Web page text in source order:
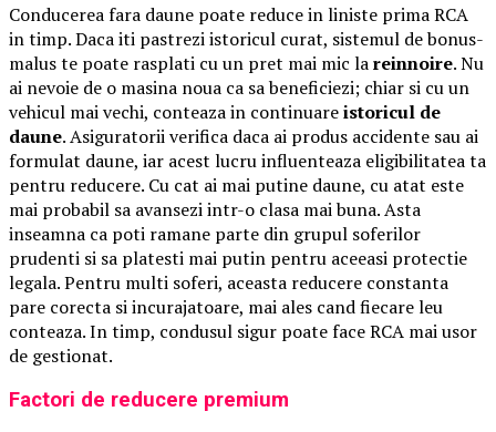
Conducerea fara daune poate reduce in liniste prima RCA
in timp. Daca iti pastrezi istoricul curat, sistemul de bonus-
malus te poate rasplati cu un pret mai mic lareinnoire. Nu
ai nevoie de o masina noua ca sa beneficiezi; chiar si cu un
vehicul mai vechi, conteaza in continuareistoricul de
daune. Asiguratorii verifica daca ai produs accidente sau ai
formulat daune, iar acest lucru influenteaza eligibilitatea ta
pentru reducere. Cu cat ai mai putine daune, cu atat este
mai probabil sa avansezi intr-o clasa mai buna. Asta
inseamna ca poti ramane parte din grupul soferilor
prudenti si sa platesti mai putin pentru aceeasi protectie
legala. Pentru multi soferi, aceasta reducere constanta
pare corecta si incurajatoare, mai ales cand fiecare leu
conteaza. In timp, condusul sigur poate face RCA mai usor
de gestionat.
Factori de reducere premium